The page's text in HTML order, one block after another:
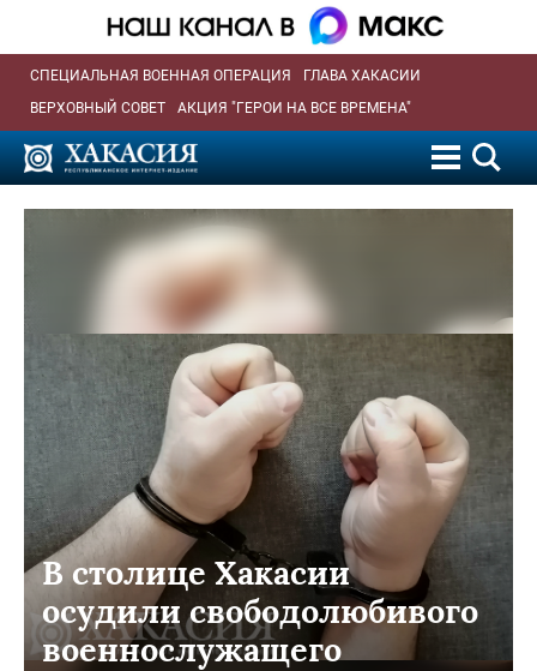
СПЕЦИАЛЬНАЯ ВОЕННАЯ ОПЕРАЦИЯ
ГЛАВА ХАКАСИИ
ВЕРХОВНЫЙ СОВЕТ
АКЦИЯ "ГЕРОИ НА ВСЕ ВРЕМЕНА"
В столице Хакасии
осудили свободолюбивого
военнослужащего